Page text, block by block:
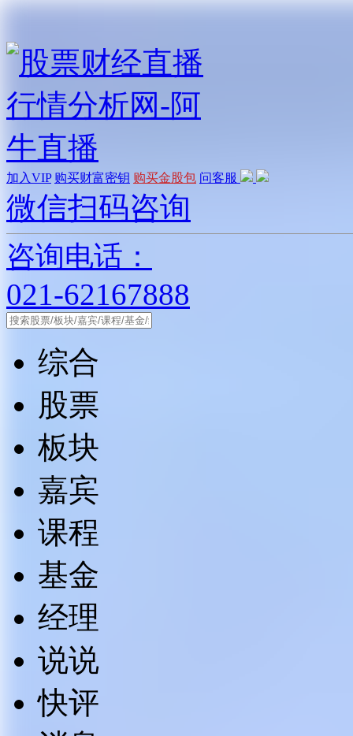
加入VIP 购买财富密钥 购买金股包 问客服
微信扫码咨询
咨询电话：
021-62167888
综合
股票
板块
嘉宾
课程
基金
经理
说说
快评